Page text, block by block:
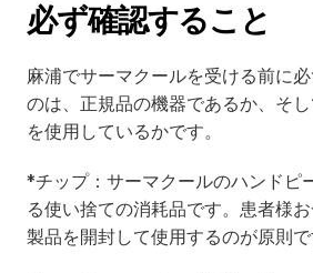
必ず確認すること
麻浦でサーマクールを受ける前に
のは、正規品の機器であるか、そ
を使用しているかです。
*チップ：サーマクールのハンドピ
る使い捨ての消耗品です。患者様
製品を開封して使用するのが原則で